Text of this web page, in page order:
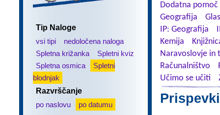
Tip Naloge
vsi tipi
nedoločena naloga
Spletna križanka
Spletni kviz
Spletna osmica
Spletni
blodnjak
Razvrščanje
po naslovu
po datumu
Dodatna
Geografija
IP: Geografija
Kemija
Naravoslovje in
Računalništvo
Učimo se učiti